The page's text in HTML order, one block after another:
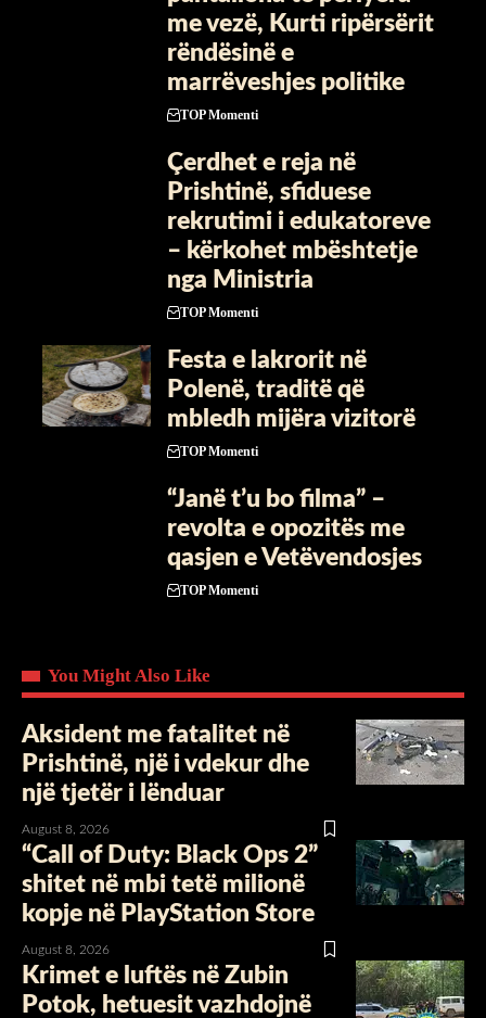
me vezë, Kurti ripërsërit
rëndësinë e
marrëveshjes politike
TOP Momenti
Çerdhet e reja në
Prishtinë, sfiduese
rekrutimi i edukatoreve
– kërkohet mbështetje
nga Ministria
TOP Momenti
Festa e lakrorit në
Polenë, traditë që
mbledh mijëra vizitorë
TOP Momenti
“Janë t’u bo filma” –
revolta e opozitës me
qasjen e Vetëvendosjes
TOP Momenti
You Might Also Like
Aksident me fatalitet në
Prishtinë, një i vdekur dhe
një tjetër i lënduar
August 8, 2026
“Call of Duty: Black Ops 2”
shitet në mbi tetë milionë
kopje në PlayStation Store
August 8, 2026
Krimet e luftës në Zubin
Potok, hetuesit vazhdojnë